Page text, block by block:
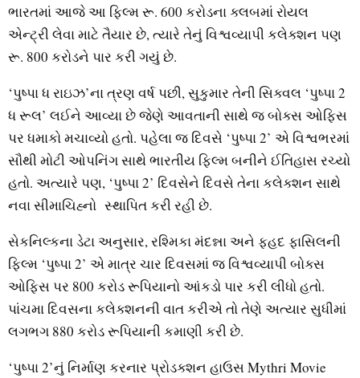
ભારતમાં આજે આ ફિલ્મ રૂ. 600 કરોડના ક્લબમાં રોયલ
એન્ટ્રી લેવા માટે તૈયાર છે, ત્યારે તેનું વિશ્વવ્યાપી કલેક્શન પણ
રૂ. 800 કરોડને પાર કરી ગયું છે.
‘પુષ્પા ધ રાઇઝ’ના ત્રણ વર્ષ પછી, સુકુમાર તેની સિક્વલ ‘પુષ્પા 2
ધ રૂલ’ લઈને આવ્યા છે જેણે આવતાની સાથે જ બોક્સ ઓફિસ
પર ધમાકો મચાવ્યો હતો. પહેલા જ દિવસે ‘પુષ્પા 2’ એ વિશ્વભરમાં
સૌથી મોટી ઓપનિંગ સાથે ભારતીય ફિલ્મ બનીને ઈતિહાસ રચ્યો
હતો. અત્યારે પણ, ‘પુષ્પા 2’ દિવસેને દિવસે તેના કલેક્શન સાથે
નવા સીમાચિહ્નો સ્થાપિત કરી રહી છે.
સેકનિલ્કના ડેટા અનુસાર, રશ્મિકા મંદન્ના અને ફહદ ફાસિલની
ફિલ્મ ‘પુષ્પા 2’ એ માત્ર ચાર દિવસમાં જ વિશ્વવ્યાપી બોક્સ
ઓફિસ પર 800 કરોડ રૂપિયાનો આંકડો પાર કરી લીધો હતો.
પાંચમા દિવસના કલેક્શનની વાત કરીએ તો તેણે અત્યાર સુધીમાં
લગભગ 880 કરોડ રૂપિયાની કમાણી કરી છે.
‘પુષ્પા 2’નું નિર્માણ કરનાર પ્રોડક્શન હાઉસ Mythri Movie